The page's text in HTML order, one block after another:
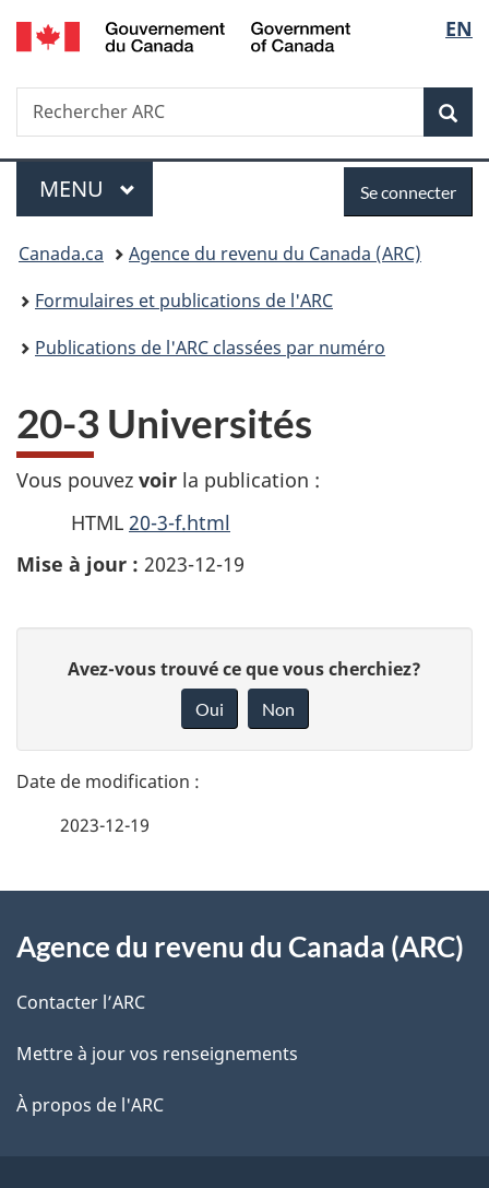
Passer
au
Passer
à
du
Passer
à
simplifiée
de
la
EN
Recherche
Rechercher
ARC
Menu
MENU PRINCIPAL
connecter
Se connecter
Vous
êtes
ici :
Canada.ca
Agence du revenu du Canada (ARC)
Formulaires et publications de l'ARC
Publications de l'ARC classées par numéro
20-3 Universités
Vous pouvez voir la publication :
HTML 20-3-f.html
Mise à jour : 2023-12-19
t
a
l
s
l
a
n
o
t
r
e
é
t
Avez-vous trouvé ce que vous cherchiez?
Oui Non
2023-12-19
propos
de
ce
site
Agence du revenu du Canada (ARC)
Contacter l’ARC
Mettre à jour vos renseignements
À propos de l'ARC